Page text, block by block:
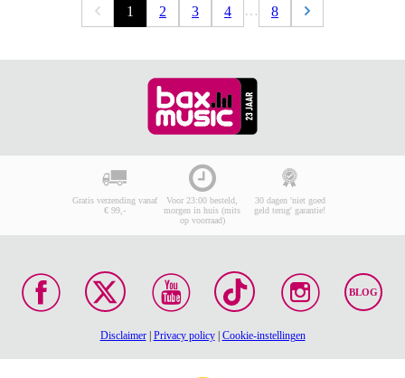
1 2 3 4 … 8
Gratis verzending vanaf
€ 99,-
Voor 23:00 besteld,
morgen in huis (mits
op voorraad)
30 dagen 'niet goed
geld terug' garantie!
BLOG
Disclaimer| Privacy policy| Cookie-instellingen